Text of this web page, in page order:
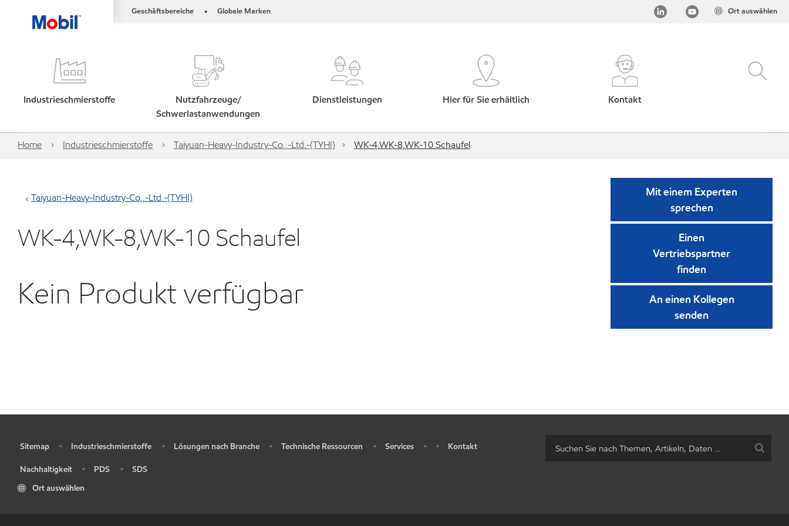
Geschäftsbereiche • Globale Marken Ort auswählen
Industrieschmierstoffe
Nutzfahrzeuge/
Schwerlastanwendungen
Dienstleistungen Hier für Sie erhältlich Kontakt
Home Industrieschmierstoffe Taiyuan-Heavy-Industry-Co.,-Ltd.-(TYHI) WK-4,WK-8,WK-10 Schaufel
Taiyuan-Heavy-Industry-Co.,-Ltd.-(TYHI)
WK-4,WK-8,WK-10 Schaufel
Kein Produkt verfügbar
Mit einem Experten
sprechen
Einen
Vertriebspartner
finden
An einen Kollegen
senden
Sitemap • Industrieschmierstoffe • Lösungen nach Branche • Technische Ressourcen • Services • • Kontakt
Nachhaltigkeit • PDS •
SDS
Ort auswählen